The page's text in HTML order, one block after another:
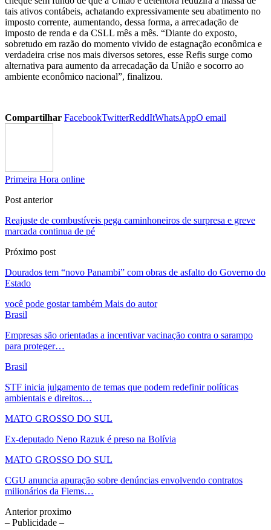
tais ativos contábeis, achatando expressivamente seu abatimento no
imposto corrente, aumentando, dessa forma, a arrecadação de
imposto de renda e da CSLL mês a mês. “Diante do exposto,
sobretudo em razão do momento vivido de estagnação econômica e
verdadeira crise nos mais diversos setores, esse Refis surge como
alternativa para aumento da arrecadação da União e socorro ao
ambiente econômico nacional”, finalizou.
Compartilhar FacebookTwitterReddItWhatsAppO email
Primeira Hora online
Post anterior
Reajuste de combustíveis pega caminhoneiros de surpresa e greve
marcada continua de pé
Próximo post
Dourados tem “novo Panambi” com obras de asfalto do Governo do
Estado
você pode gostar também Mais do autor
Brasil
Empresas são orientadas a incentivar vacinação contra o sarampo
para proteger…
Brasil
STF inicia julgamento de temas que podem redefinir políticas
ambientais e direitos…
MATO GROSSO DO SUL
Ex-deputado Neno Razuk é preso na Bolívia
MATO GROSSO DO SUL
CGU anuncia apuração sobre denúncias envolvendo contratos
milionários da Fiems…
Anteriorproximo
– Publicidade –